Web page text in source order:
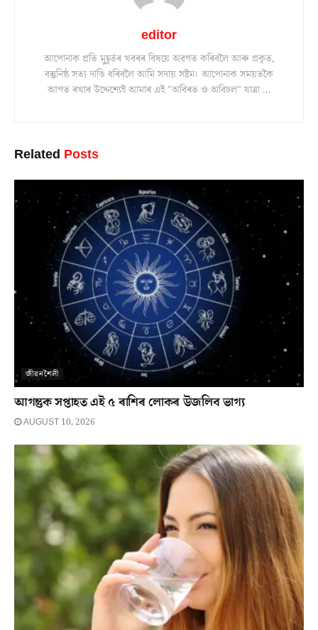
editor
আপোনাক প্ৰতি মুহূৰ্তৰ খবৰৰ বিষয়ে অৱগত কৰিবলৈ আৰু প্ৰকৃত,
বস্তুনিষ্ঠ সত্য দাঙি ধৰিবলৈ আমি সদায় সষ্টম। আপোনাক সময়তকৈ
আগত ৰখাৰ উদ্দেশ্যেই আমাৰ এই "অবিৰত ও অবিচল" যাত্ৰা ...
Related Posts
জীৱনশৈলী
আগন্তুক সপ্তাহত এই ৫ ৰাশিৰ লোকৰ উজলিব ভাগ্য
AUGUST 10, 2026